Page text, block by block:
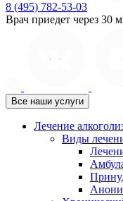
8 (495) 782-53-03
Врач приедет через 30
Все наши услуги
Лечение
Виды